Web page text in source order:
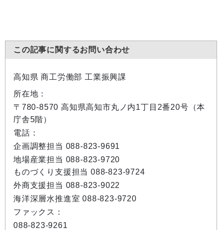
この記事に関するお問い合わせ
高知県 商工労働部 工業振興課
所在地：
〒780-8570 高知県高知市丸ノ内1丁目2番20号（本
庁舎5階）
電話：
企画調整担当 088-823-9691
地場産業担当 088-823-9720
ものづくり支援担当 088-823-9724
外商支援担当 088-823-9022
海洋深層水推進室 088-823-9720
ファックス：
088-823-9261